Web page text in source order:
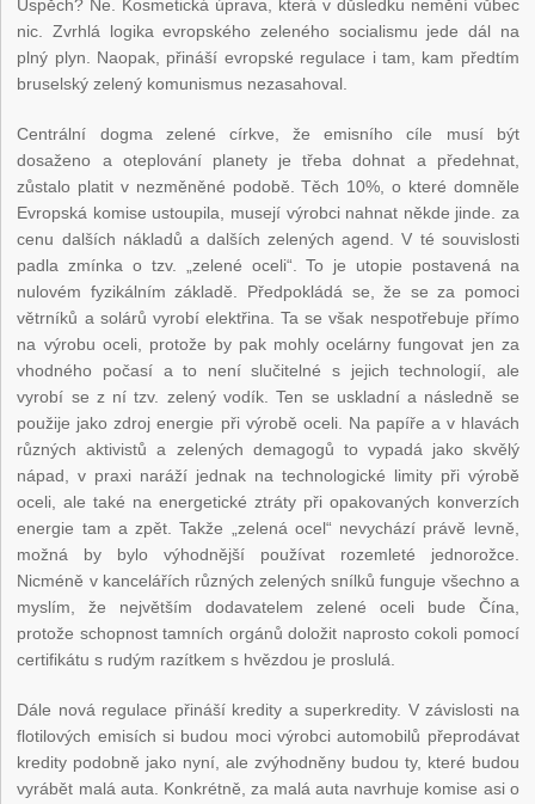
Úspěch? Ne. Kosmetická úprava, která v důsledku nemění vůbec
nic. Zvrhlá logika evropského zeleného socialismu jede dál na
plný plyn. Naopak, přináší evropské regulace i tam, kam předtím
bruselský zelený komunismus nezasahoval.
Centrální dogma zelené církve, že emisního cíle musí být
dosaženo a oteplování planety je třeba dohnat a předehnat,
zůstalo platit v nezměněné podobě. Těch 10%, o které domněle
Evropská komise ustoupila, musejí výrobci nahnat někde jinde. za
cenu dalších nákladů a dalších zelených agend. V té souvislosti
padla zmínka o tzv. „zelené oceli“. To je utopie postavená na
nulovém fyzikálním základě. Předpokládá se, že se za pomoci
větrníků a solárů vyrobí elektřina. Ta se však nespotřebuje přímo
na výrobu oceli, protože by pak mohly ocelárny fungovat jen za
vhodného počasí a to není slučitelné s jejich technologií, ale
vyrobí se z ní tzv. zelený vodík. Ten se uskladní a následně se
použije jako zdroj energie při výrobě oceli. Na papíře a v hlavách
různých aktivistů a zelených demagogů to vypadá jako skvělý
nápad, v praxi naráží jednak na technologické limity při výrobě
oceli, ale také na energetické ztráty při opakovaných konverzích
energie tam a zpět. Takže „zelená ocel“ nevychází právě levně,
možná by bylo výhodnější používat rozemleté jednorožce.
Nicméně v kancelářích různých zelených snílků funguje všechno a
myslím, že největším dodavatelem zelené oceli bude Čína,
protože schopnost tamních orgánů doložit naprosto cokoli pomocí
certifikátu s rudým razítkem s hvězdou je proslulá.
Dále nová regulace přináší kredity a superkredity. V závislosti na
flotilových emisích si budou moci výrobci automobilů přeprodávat
kredity podobně jako nyní, ale zvýhodněny budou ty, které budou
vyrábět malá auta. Konkrétně, za malá auta navrhuje komise asi o